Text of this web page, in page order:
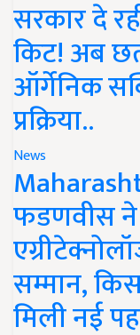
सरकार दे
किट! अब
ऑर्गेनिक
प्रक्रिया..
News
फडणवीस ने
सम्मान,
मिली नई